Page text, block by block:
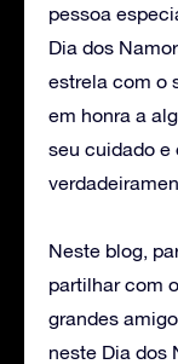
pessoa
Dia dos
estrela com o
em honra a
seu cuidado e
Neste blog,
partilhar com
grandes
neste Dia dos